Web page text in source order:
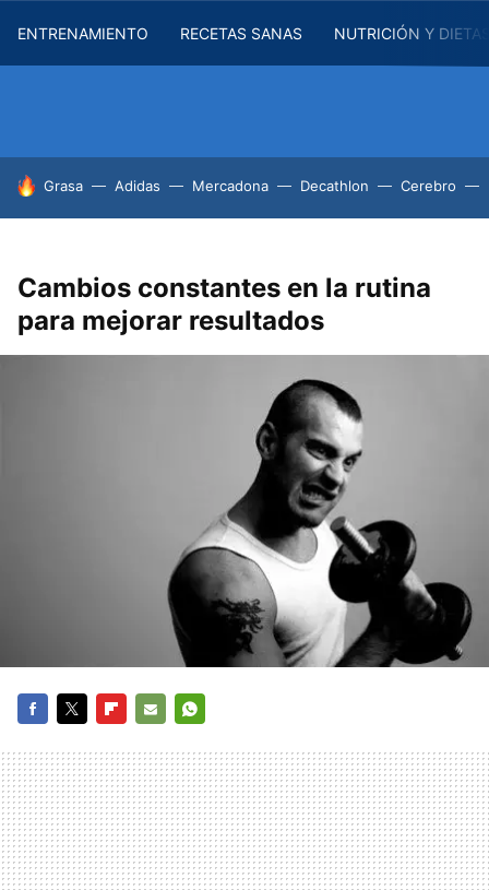
ENTRENAMIENTO RECETAS SANAS NUTRICIÓN Y
HOY SE HABLA DE
Grasa Adidas Mercadona Decathlon Cerebro
Cambios constantes en la rutina
para mejorar resultados
MAIL